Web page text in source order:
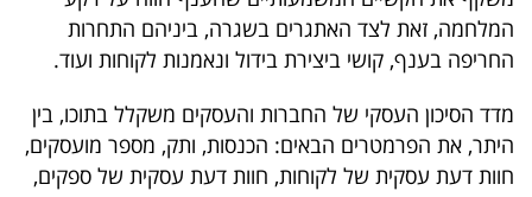
פרסמו
באייס
עקבו
המלחמה, זאת לצד האתגרים בשגרה, ביניהם התחרות
החריפה בענף, קושי ביצירת בידול ונאמנות לקוחות ועוד.
מדד הסיכון העסקי של החברות והעסקים משקלל בתוכו, בין
היתר, את הפרמטרים הבאים: הכנסות, ותק, מספר מועסקים,
חוות דעת עסקית של לקוחות, חוות דעת עסקית של ספקים,